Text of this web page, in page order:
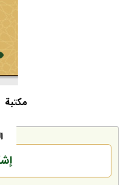
الوسائط
إشكال